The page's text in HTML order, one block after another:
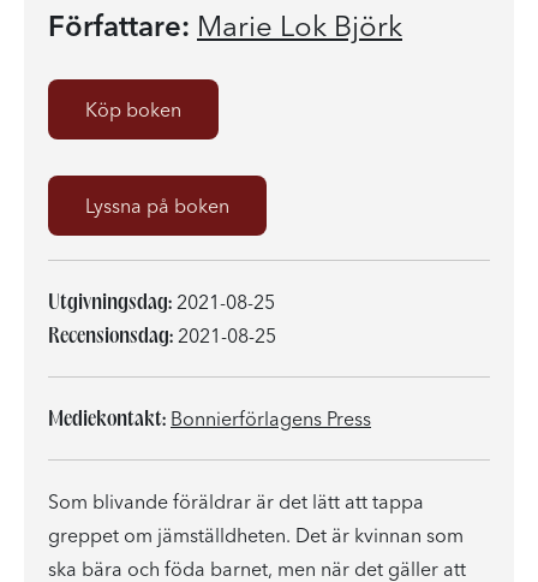
Författare: Marie Lok Björk
Köp boken
Lyssna på boken
Utgivningsdag: 2021-08-25
Recensionsdag: 2021-08-25
Mediekontakt: Bonnierförlagens Press
Som blivande föräldrar är det lätt att tappa
greppet om jämställdheten. Det är kvinnan som
ska bära och föda barnet, men när det gäller att